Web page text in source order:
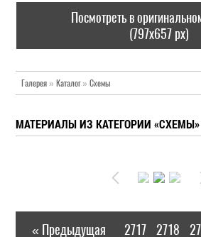
Посмотреть в
(797x657 px)
Галерея » Каталог» Схемы
МАТЕРИАЛЫ ИЗ КАТЕГОРИИ «СХЕМЫ»
« Предыдущая 2717 2718